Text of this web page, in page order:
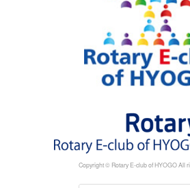
Copyright © Rotary E-club of HYOGO All